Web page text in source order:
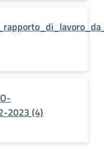
2023 (4)